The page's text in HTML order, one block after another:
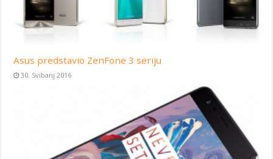
Asus predstavio ZenFone 3 seriju
30. Svibanj 2016